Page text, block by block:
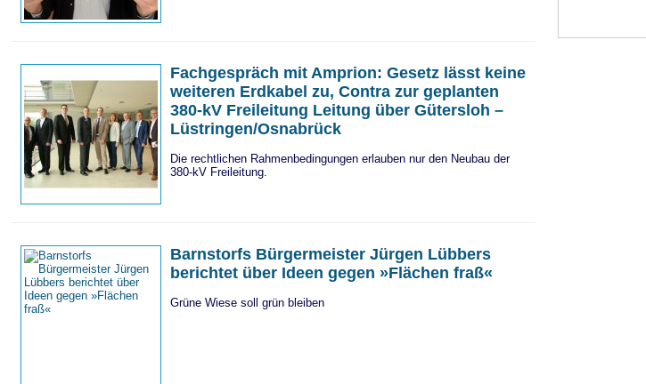
Fachgespräch mit Amprion: Gesetz lässt keine
weiteren Erdkabel zu, Contra zur geplanten
380-kV Freileitung Leitung über Gütersloh –
Lüstringen/Osnabrück
Die rechtlichen Rahmenbedingungen erlauben nur den Neubau der
380-kV Freileitung.
Barnstorfs Bürgermeister Jürgen Lübbers
berichtet über Ideen gegen »Flächen fraß«
Grüne Wiese soll grün bleiben